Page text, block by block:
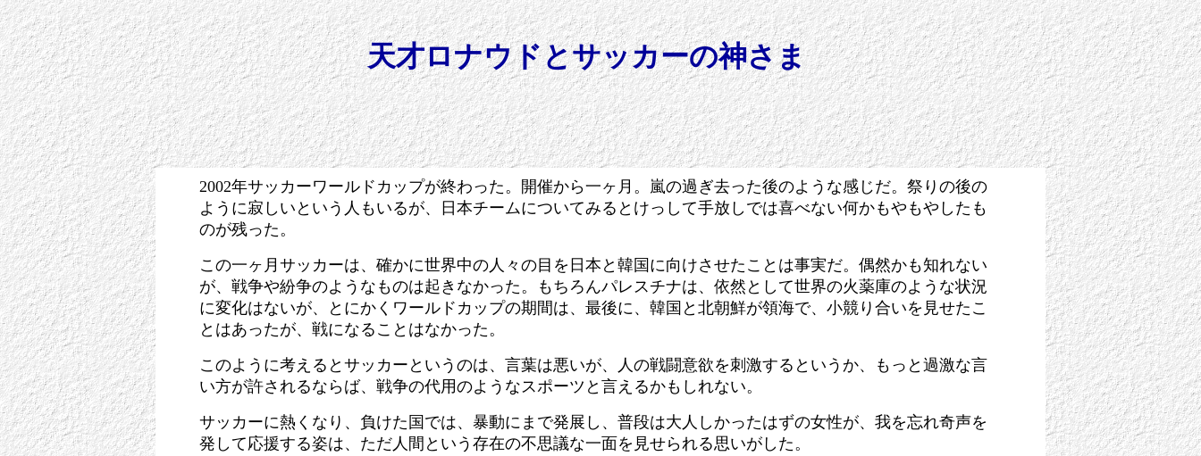
天才ロナウドとサッカーの神さま
2002年サッカーワールドカップが終わった。開催から一ヶ月。嵐の過ぎ去った後のような感じだ。祭りの後の
ように寂しいという人もいるが、日本チームについてみるとけっして手放しでは喜べない何かもやもやしたも
のが残った。
この一ヶ月サッカーは、確かに世界中の人々の目を日本と韓国に向けさせたことは事実だ。偶然かも知れない
が、戦争や紛争のようなものは起きなかった。もちろんパレスチナは、依然として世界の火薬庫のような状況
に変化はないが、とにかくワールドカップの期間は、最後に、韓国と北朝鮮が領海で、小競り合いを見せたこ
とはあったが、戦になることはなかった。
このように考えるとサッカーというのは、言葉は悪いが、人の戦闘意欲を刺激するというか、もっと過激な言
い方が許されるならば、戦争の代用のようなスポーツと言えるかもしれない。
サッカーに熱くなり、負けた国では、暴動にまで発展し、普段は大人しかったはずの女性が、我を忘れ奇声を
発して応援する姿は、ただ人間という存在の不思議な一面を見せられる思いがした。